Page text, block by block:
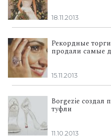
18.11.2013
Рекордные
продали самые
15.11.2013
Borgezie создал
туфли
11.10.2013